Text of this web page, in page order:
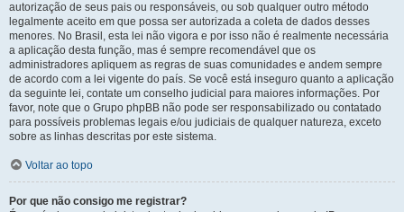
autorização de seus pais ou responsáveis, ou sob qualquer outro método
legalmente aceito em que possa ser autorizada a coleta de dados desses
menores. No Brasil, esta lei não vigora e por isso não é realmente necessária
a aplicação desta função, mas é sempre recomendável que os
administradores apliquem as regras de suas comunidades e andem sempre
de acordo com a lei vigente do país. Se você está inseguro quanto a aplicação
da seguinte lei, contate um conselho judicial para maiores informações. Por
favor, note que o Grupo phpBB não pode ser responsabilizado ou contatado
para possíveis problemas legais e/ou judiciais de qualquer natureza, exceto
sobre as linhas descritas por este sistema.
Voltar ao topo
Por que não consigo me registrar?